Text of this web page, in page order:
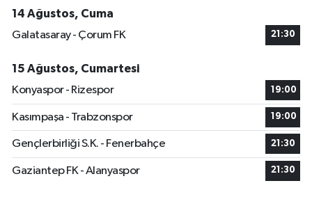
14 Ağustos, Cuma
Galatasaray - Çorum FK
21:30
15 Ağustos, Cumartesi
Konyaspor - Rizespor
19:00
Kasımpaşa - Trabzonspor 19:00
Gençlerbirliği S.K. - Fenerbahçe 21:30
Gaziantep FK - Alanyaspor 21:30